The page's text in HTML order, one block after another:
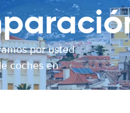
por usted
coches en